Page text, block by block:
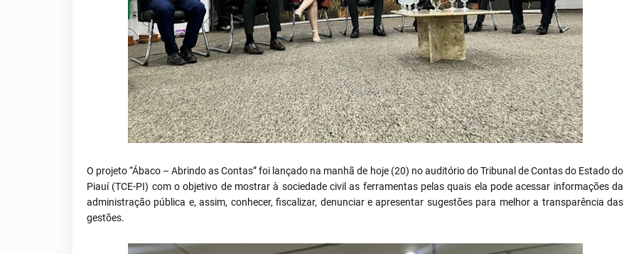
O projeto “Ábaco – Abrindo as Contas” foi lançado na manhã de hoje (20) no auditório do Tribunal de Contas do Estado do
Piauí (TCE-PI) com o objetivo de mostrar à sociedade civil as ferramentas pelas quais ela pode acessar informações da
administração pública e, assim, conhecer, fiscalizar, denunciar e apresentar sugestões para melhor a transparência das
gestões.